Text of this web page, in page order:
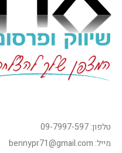
טלפון: 09-7997-597
מייל: bennypr71@gmail.com